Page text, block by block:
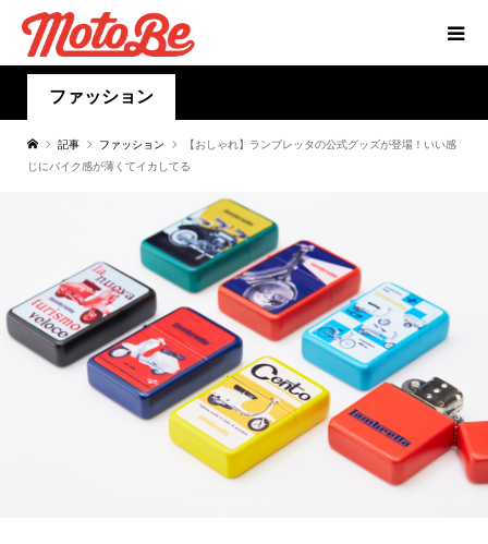
ファッション
記事 ファッション
【おしゃれ】ランブレッタの公式グッズが登場！いい感
じにバイク感が薄くてイカしてる